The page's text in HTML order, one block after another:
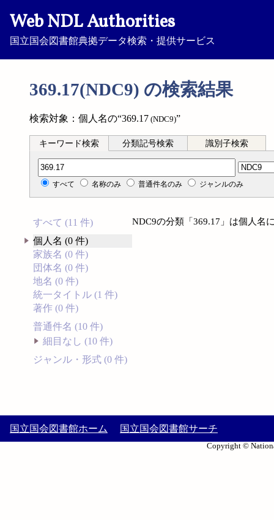
Web NDL Authorities
国立国会図書館典拠データ検索・提供サービス
369.17(NDC9) の検索結果
検索対象：個人名の“369.17 (NDC9)”
キーワード検索 分類記号検索 識別子検索
分類記号検索
すべて 名称のみ 普通件名のみ ジャンルのみ
すべて (11 件)
個人名 (0 件)
家族名 (0 件)
団体名 (0 件)
地名 (0 件)
統一タイトル (1 件)
著作 (0 件)
普通件名 (10 件)
細目なし (10 件)
ジャンル・形式 (0 件)
NDC9の分類「369.17」は個人名
国立国会図書館ホーム 国立国会図書館サーチ
Copyright ©